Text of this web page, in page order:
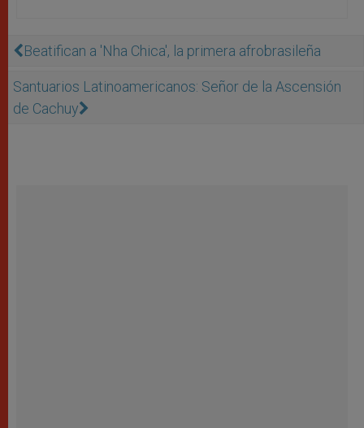
Beatifican a 'Nha Chica', la primera afrobrasileña
Santuarios Latinoamericanos: Señor de la Ascensión
de Cachuy